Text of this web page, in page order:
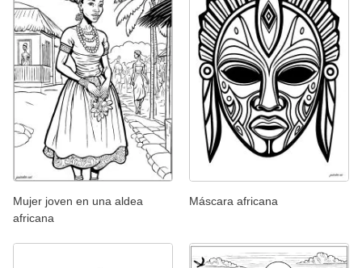
Mujer joven en una aldea
africana
Máscara africana